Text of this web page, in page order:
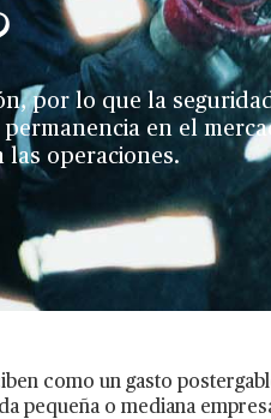
por lo que la
en el
operaciones.
como un gasto
pequeña o mediana